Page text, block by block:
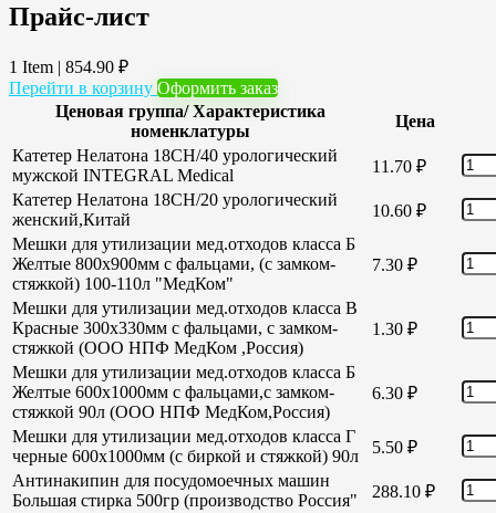
Прайс-лист
1 Item | 854.90 ₽
Перейти в корзину Оформить заказ
Ценовая группа/ Характеристика
номенклатуры
Цена
Катетер Нелатона 18CH/40 урологический
мужской INTEGRAL Medical
11.70 ₽
Катетер Нелатона 18CH/20 урологический
женский,Китай
10.60 ₽
Мешки для утилизации мед.отходов класса Б
Желтые 800х900мм с фальцами, (с замком-
стяжкой) 100-110л "МедКом"
7.30 ₽
Мешки для утилизации мед.отходов класса В
Красные 300х330мм с фальцами, с замком-
стяжкой (ООО НПФ МедКом ,Россия)
1.30 ₽
Мешки для утилизации мед.отходов класса Б
Желтые 600х1000мм с фальцами,с замком-
стяжкой 90л (ООО НПФ МедКом,Россия)
6.30 ₽
Мешки для утилизации мед.отходов класса Г
черные 600х1000мм (с биркой и стяжкой) 90л
5.50 ₽
Антинакипин для посудомоечных машин
Большая стирка 500гр (производство Россия"
288.10 ₽